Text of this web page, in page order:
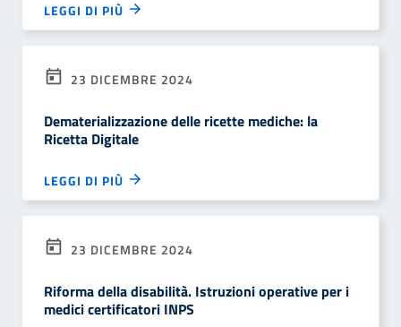
LEGGI DI PIÙ
23 DICEMBRE 2024
Dematerializzazione delle ricette mediche: la
Ricetta Digitale
LEGGI DI PIÙ
23 DICEMBRE 2024
Riforma della disabilità. Istruzioni operative per i
medici certificatori INPS